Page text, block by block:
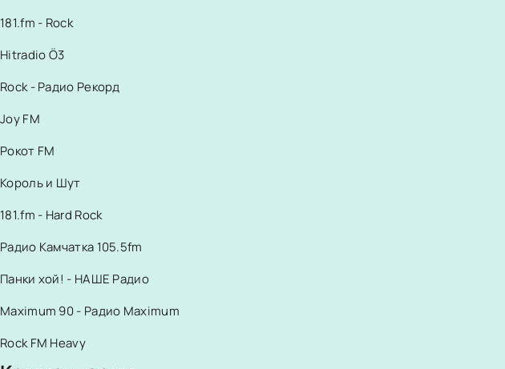
181.fm - Rock
Hitradio Ö3
Rock - Радио Рекорд
Joy FM
Рокот FM
Король и Шут
181.fm - Hard Rock
Радио Камчатка 105.5fm
Панки хой! - НАШЕ Радио
Maximum 90 - Радио Maximum
Rock FM Heavy